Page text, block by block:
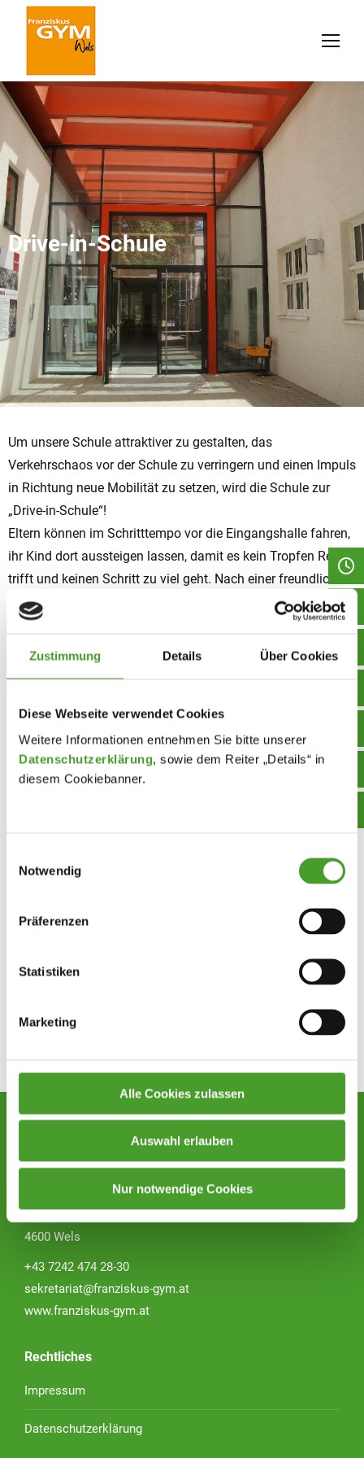
Zustimmung Details Über Cookies
Diese Webseite verwendet Cookies
Weitere Informationen entnehmen Sie bitte unserer
Datenschutzerklärung, sowie dem Reiter „Details“ in
diesem Cookiebanner.
Notwendig
Präferenzen
Statistiken
Marketing
Alle Cookies zulassen
Auswahl erlauben
Nur notwendige Cookies
Drive-in-Schule
Um unsere Schule attraktiver zu gestalten, das
Verkehrschaos vor der Schule zu verringern und einen Impuls
in Richtung neue Mobilität zu setzen, wird die Schule zur
„Drive-in-Schule“!
Eltern können im Schritttempo vor die Eingangshalle fahren,
ihr Kind dort aussteigen lassen, damit es kein Tropfen Regen
trifft und keinen Schritt zu viel geht. Nach einer freundlichen
Begrüßung durch Sr. Felicia und Gottes Segen können die
Autos über den Hof und in Richtung Eisenhowerstraße die
Schule wieder verlassen. Derzeit ist dies nur für E-Fahrzeuge
Franziskus GYM Wels
des Vereins für Franziskanische Bildung
Schubertstraße 51
4600 Wels
+43 7242 474 28-30
sekretariat@franziskus-gym.at
www.franziskus-gym.at
Rechtliches
Impressum
Datenschutzerklärung